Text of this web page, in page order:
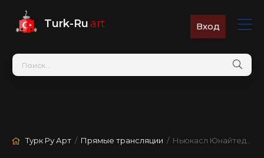
Turk-Ru.art Вход
Турк Ру Арт / Прямые трансляции / Ньюкасл Юнайтед — Брентфорд